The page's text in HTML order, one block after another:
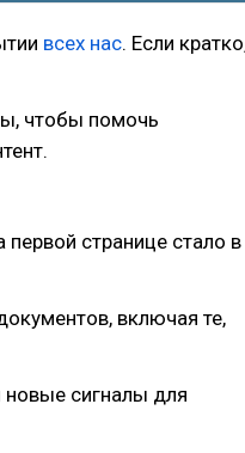
всех нас. Если
чтобы помочь
странице стало в
включая те,
сигналы для